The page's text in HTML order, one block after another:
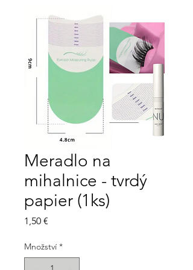
Meradlo na
mihalnice - tvrdý
papier (1ks)
1,50 €
Množství *